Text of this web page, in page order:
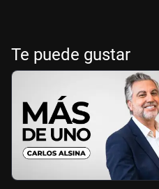
Te puede gustar